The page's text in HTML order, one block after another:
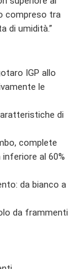
compreso tra
di umidità.”
IGP allo
le
di
complete
al 60%
da bianco a
da frammenti